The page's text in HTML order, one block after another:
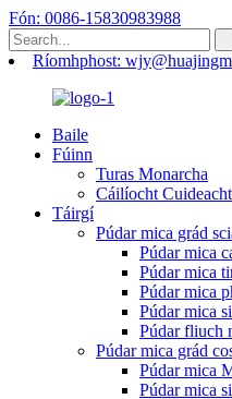
Fón: 0086-15830983988
Ríomhphost:
Baile
Fúinn
Turas Monarcha
Cáilíocht
Táirgí
Púdar mica grád
Púdar mica
Púdar mica
Púdar mica
Púdar mica
Púdar fliuch
Púdar mica grád
Púdar mica
Púdar mica